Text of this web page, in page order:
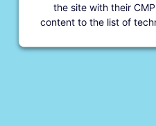
the site with their
content to the list of